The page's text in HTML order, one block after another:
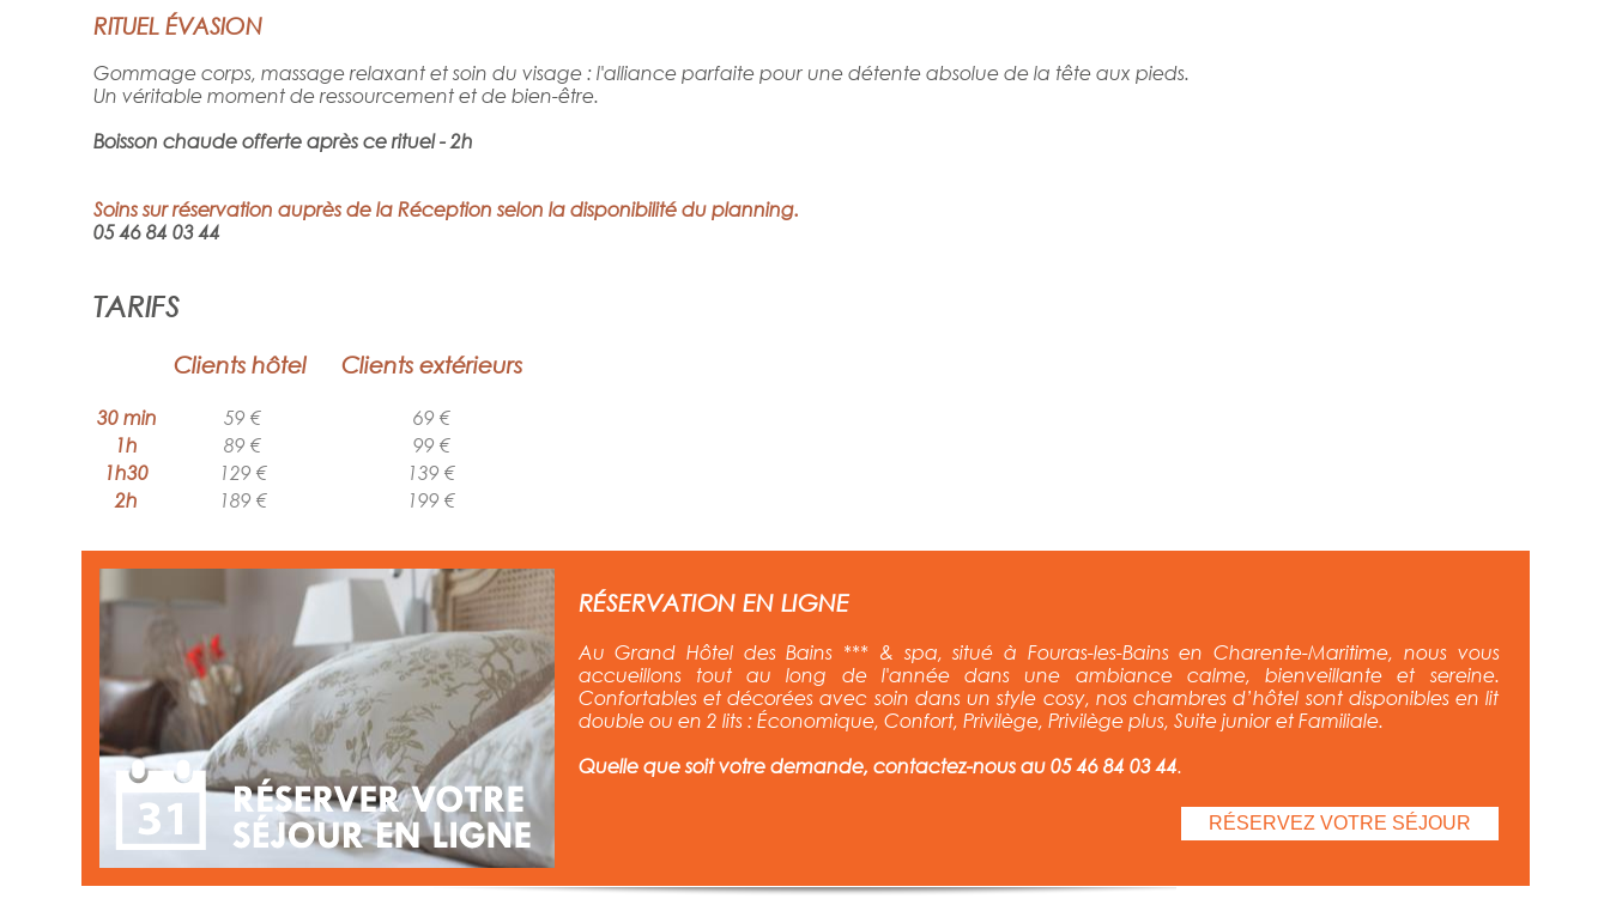
RITUEL ÉVASION
Gommage corps, massage relaxant et soin du visage : l'alliance parfaite pour une détente absolue de la tête aux pieds.
Un véritable moment de ressourcement et de bien-être.
Boisson chaude offerte après ce rituel - 2h
Soins sur réservation auprès de la Réceptionselon la disponibilité du planning.
05 46 84 03 44
TARIFS
Clients hôtel Clients extérieurs
30 min 59 €
69 €
1h
89 €
99 €
1h30
129 €
139 €
2h
189 € 199 €
RÉSERVATION EN LIGNE
Au Grand Hôtel des Bains *** & spa, situé à Fouras-les-Bains en Charente-Maritime, nous vous
accueillons tout au long de l'année dans une ambiance calme, bienveillante et sereine.
Confortables et décorées avec soin dans un style cosy, nos chambres d’hôtel sont disponibles en lit
double ou en 2 lits : Économique, Confort, Privilège, Privilège plus, Suite junior et Familiale.
Quelle que soit votre demande, contactez-nous au 05 46 84 03 44.
RÉSERVEZ VOTRE SÉJOUR